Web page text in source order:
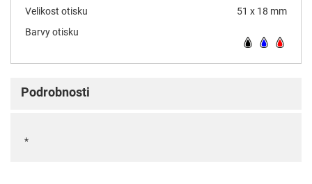
Velikost otisku
51 x 18 mm
Barvy otisku
Podrobnosti
*